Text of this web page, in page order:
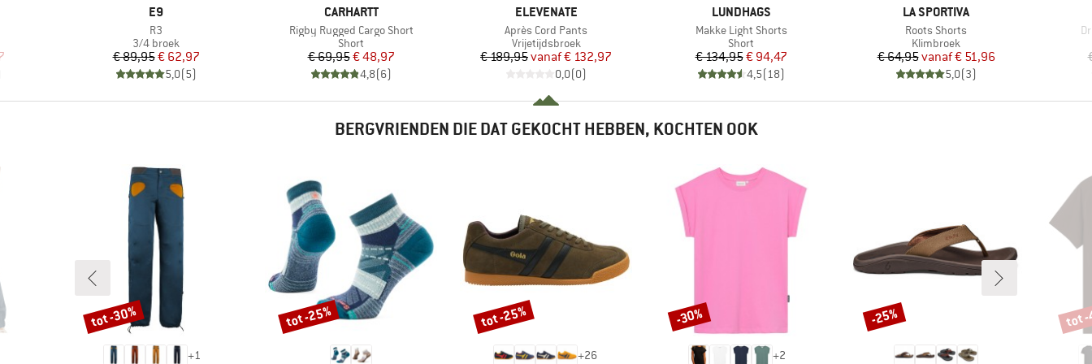
prijs
MERK
E9
Artikel
R3
Productgroep
3/4 broek
Prijs
€ 89,95Verlaagde prijs
€ 62,97
5,0(5)
MERK
CARHARTT
Artikel
Rigby Rugged Cargo Short
Productgroep
Short
Prijs
€ 69,95Verlaagde prijs
€ 48,97
4,8(6)
MERK
ELEVENATE
Artikel
Après Cord Pants
Productgroep
Vrijetijdsbroek
Prijs
€ 189,95 Verlaagde prijs
vanaf€ 132,97
0,0(0)
MERK
LUNDHAGS
Artikel
Makke Light Shorts
Productgroep
Short
Prijs
€ 134,95Verlaagde prijs
€ 94,47
4,5(18)
MERK
LA SPORTIVA
Artikel
Roots Shorts
Productgroep
Klimbroek
Prijs
€ 64,95 Verlaagde prijs
vanaf€ 51,96
5,0(3)
BERGVRIENDEN DIE DAT GEKOCHT HEBBEN, KOCHTEN OOK
+1
Korting
tot -30% Korting
tot -25%
+26
Korting
tot -25%
+2
Korting
-30% Korting
-25% tot